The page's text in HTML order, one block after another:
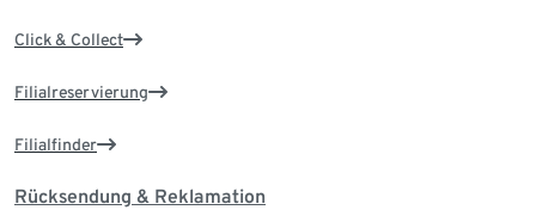
Click & Collect
Filialreservierung
Filialfinder
Rücksendung & Reklamation